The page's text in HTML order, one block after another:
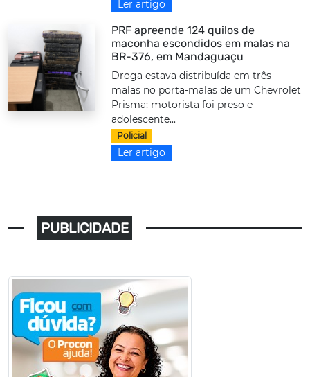
Ler artigo
PRF apreende 124 quilos de
maconha escondidos em malas na
BR-376, em Mandaguaçu
Droga estava distribuída em três
malas no porta-malas de um Chevrolet
Prisma; motorista foi preso e
adolescente...
Policial
Ler artigo
PUBLICIDADE